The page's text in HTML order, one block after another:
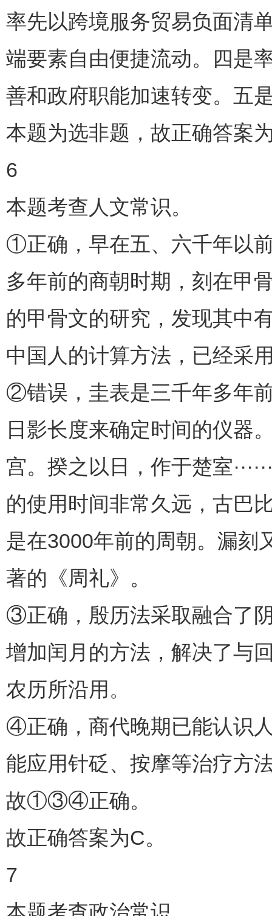
率先以跨境服务贸易负面清
端要素自由便捷流动。四是
善和政府职能加速转变。五
本题为选非题，故正确答案
6
本题考查人文常识。
①正确，早在五、六千年以
多年前的商朝时期，刻在甲
的甲骨文的研究，发现其中
中国人的计算方法，已经采
②错误，圭表是三千年多年
日影长度来确定时间的仪器
宫。揆之以日，作于楚室
的使用时间非常久远，古巴
是在3000年前的周朝。漏刻
著的《周礼》。
③正确，殷历法采取融合了
增加闰月的方法，解决了与
农历所沿用。
④正确，商代晚期已能认识
能应用针砭、按摩等治疗方
故①③④正确。
故正确答案为C。
7